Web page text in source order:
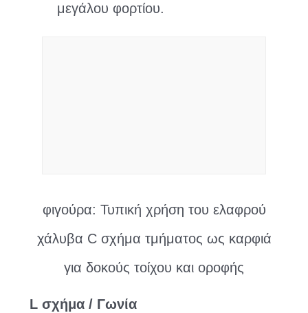
μεγάλου φορτίου.
φιγούρα: Τυπική χρήση του ελαφρού
χάλυβα C σχήμα τμήματος ως καρφιά
για δοκούς τοίχου και οροφής
L σχήμα / Γωνία